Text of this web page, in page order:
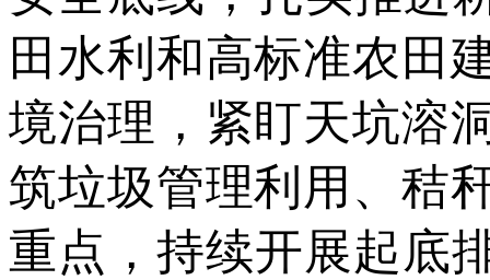
田水利和高标准农田
境治理，紧盯天坑溶
筑垃圾管理利用、秸
重点，持续开展起底